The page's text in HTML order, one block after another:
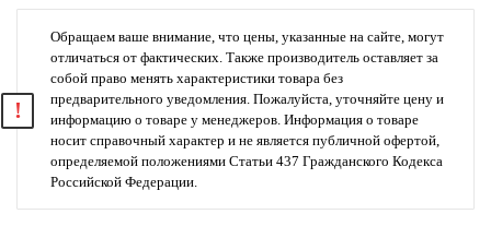
Обращаем ваше внимание, что цены, указанные на сайте, могут
отличаться от фактических. Также производитель оставляет за
собой право менять характеристики товара без
предварительного уведомления. Пожалуйста, уточняйте цену и
информацию о товаре у менеджеров. Информация о товаре
носит справочный характер и не является публичной офертой,
определяемой положениями Статьи 437 Гражданского Кодекса
Российской Федерации.